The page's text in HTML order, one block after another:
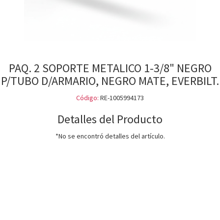
PAQ. 2 SOPORTE METALICO 1-3/8" NEGRO
P/TUBO D/ARMARIO, NEGRO MATE, EVERBILT.
Código: RE-1005994173
Detalles del Producto
*No se encontró detalles del artículo.